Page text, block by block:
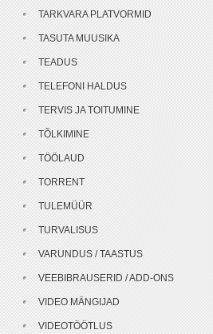
TARKVARA PLATVORMID
TASUTA MUUSIKA
TEADUS
TELEFONI HALDUS
TERVIS JA TOITUMINE
TÕLKIMINE
TÖÖLAUD
TORRENT
TULEMÜÜR
TURVALISUS
VARUNDUS / TAASTUS
VEEBIBRAUSERID / ADD-ONS
VIDEO MÄNGIJAD
VIDEOTÖÖTLUS